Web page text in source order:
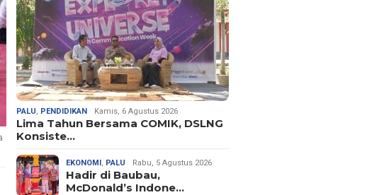
PALU, PENDIDIKAN Kamis, 6 Agustus 2026
Lima Tahun Bersama COMIK, DSLNG
Konsiste…
EKONOMI, PALU Rabu, 5 Agustus 2026
Hadir di Baubau,
McDonald’s Indone…